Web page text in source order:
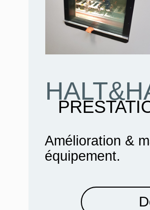
Amélioration &
équipement.